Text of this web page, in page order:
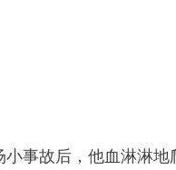
事故后，他血淋淋地